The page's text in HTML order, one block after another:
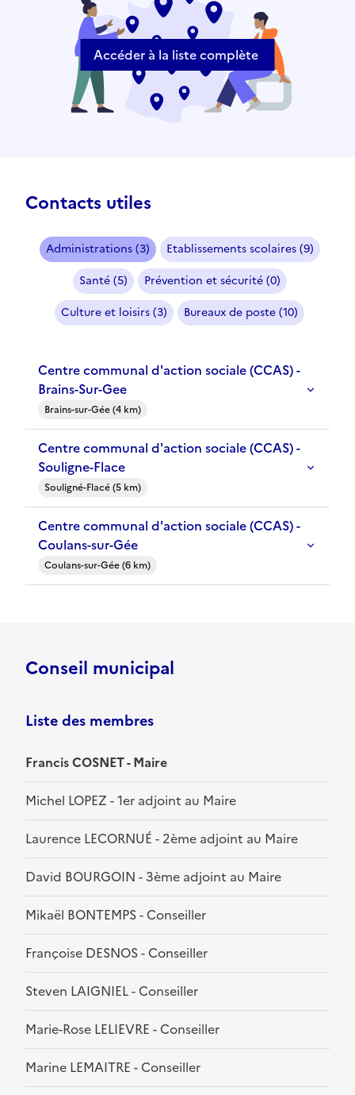
Accéder à la liste complète
Contacts utiles
Administrations (3)
Etablissements scolaires (9)
Santé (5)
Prévention et sécurité (0)
Culture et loisirs (3)
Bureaux de poste (10)
Centre communal d'action sociale (CCAS) -
Brains-Sur-Gee
Brains-sur-Gée (4 km)
Centre communal d'action sociale (CCAS) -
Souligne-Flace
Souligné-Flacé (5 km)
Centre communal d'action sociale (CCAS) -
Coulans-sur-Gée
Coulans-sur-Gée (6 km)
Conseil municipal
Liste des membres
Francis COSNET - Maire
Michel LOPEZ - 1er adjoint au Maire
Laurence LECORNUÉ - 2ème adjoint au Maire
David BOURGOIN - 3ème adjoint au Maire
Mikaël BONTEMPS - Conseiller
Françoise DESNOS - Conseiller
Steven LAIGNIEL - Conseiller
Marie-Rose LELIEVRE - Conseiller
Marine LEMAITRE - Conseiller